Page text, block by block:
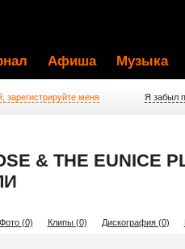
Афиша Музыка
зарегистрируйте меня Я забыл
& THE EUNICE
Фото (0) Клипы (0) Дискография (0)